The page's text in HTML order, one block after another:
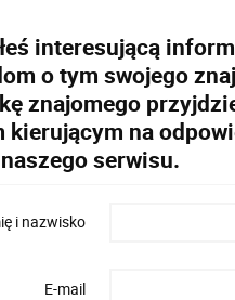
interesującą
o tym swojego
znajomego
kierującym na
serwisu.
i nazwisko
E-mail